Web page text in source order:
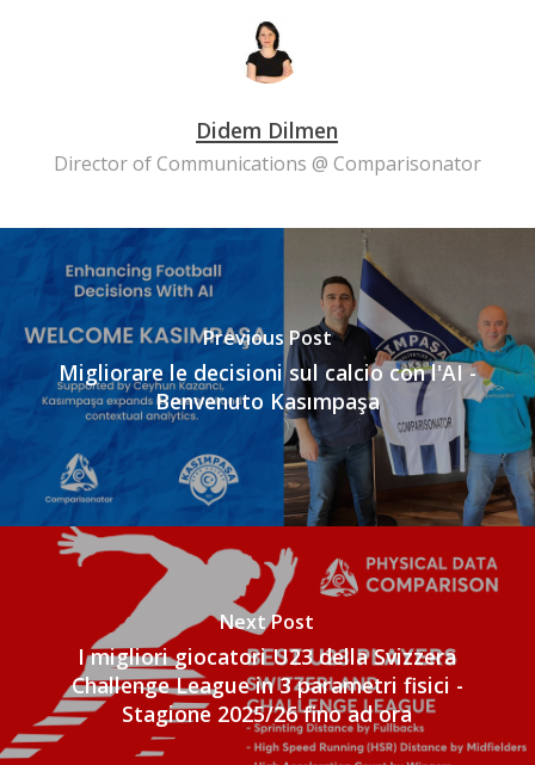
Didem Dilmen
Director of Communications @ Comparisonator
Previous Post
Migliorare le decisioni sul calcio con l'AI -
Benvenuto Kasımpaşa
Next Post
I migliori giocatori U23 della Svizzera
Challenge League in 3 parametri fisici -
Stagione 2025/26 fino ad ora